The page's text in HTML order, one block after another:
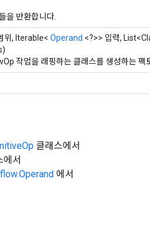
을 반환합니다.
위, Iterable< Operand <?>> 입력,
작업을 래핑하는 클래스를 생성하는 팩
클래스에서
에서
에서